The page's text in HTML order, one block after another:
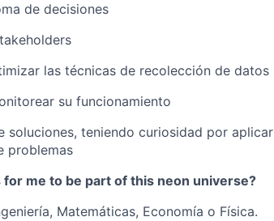
de decisiones
las técnicas de recolección de datos
su funcionamiento
teniendo curiosidad por aplicar
problemas
me to be part of this neon universe?
Matemáticas, Economía o Física.